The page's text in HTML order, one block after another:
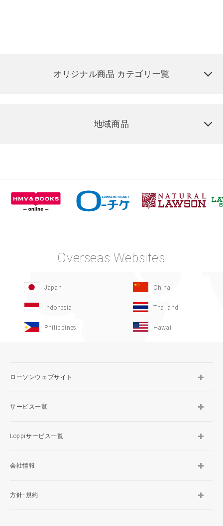
オリジナル商品 カテゴリ一覧
地域商品
Overseas Websites
Japan China
Indonesia Thailand
Philippines Hawaii
ローソンウェブサイト
サービス一覧
Loppiサービス一覧
会社情報
方針･規約